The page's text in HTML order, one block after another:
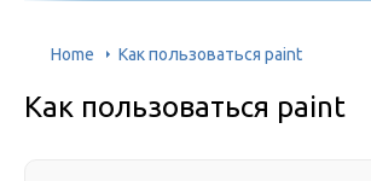
Home Как пользоваться paint
Как пользоваться paint